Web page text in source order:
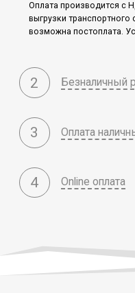
Оплата производится c
выгрузки транспортного
возможна постоплата.
2 Безналичный
3 Оплата
4 Online оплата